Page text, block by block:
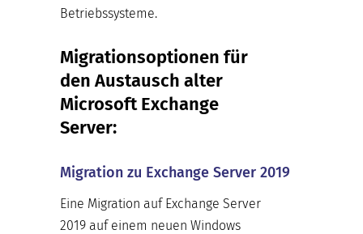
Betriebssysteme.
Migrationsoptionen für
den Austausch alter
Microsoft Exchange
Server:
Migration zu Exchange Server 2019
Eine Migration auf Exchange Server
2019 auf einem neuen Windows